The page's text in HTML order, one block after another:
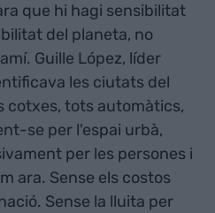
que hi hagi sensibilitat
del planeta, no
Guille López, líder
les ciutats del
cotxes, tots automàtics,
se per l'espai urbà,
per les persones i
ara. Sense els costos
Sense la lluita per